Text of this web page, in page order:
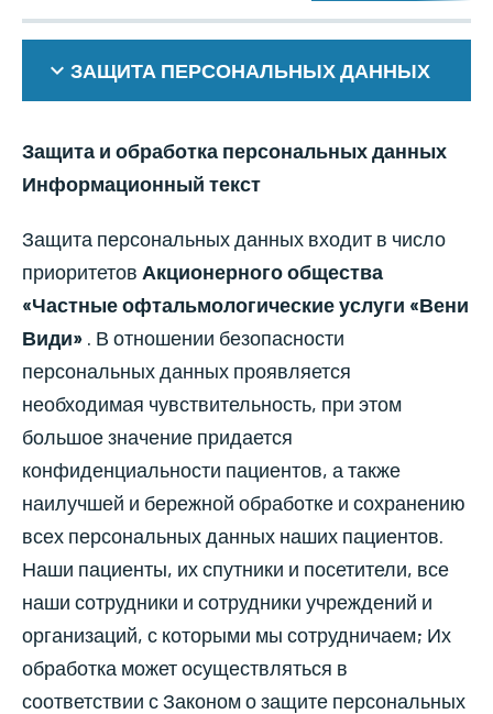
ЗАЩИТА ПЕРСОНАЛЬНЫХ ДАННЫХ
Защита и обработка персональных данных
Информационный текст
Защита персональных данных входит в число
приоритетов Акционерного общества
«Частные офтальмологические услуги «Вени
Види» . В отношении безопасности
персональных данных проявляется
необходимая чувствительность, при этом
большое значение придается
конфиденциальности пациентов, а также
наилучшей и бережной обработке и сохранению
всех персональных данных наших пациентов.
Наши пациенты, их спутники и посетители, все
наши сотрудники и сотрудники учреждений и
организаций, с которыми мы сотрудничаем; Их
обработка может осуществляться в
соответствии с Законом о защите персональных